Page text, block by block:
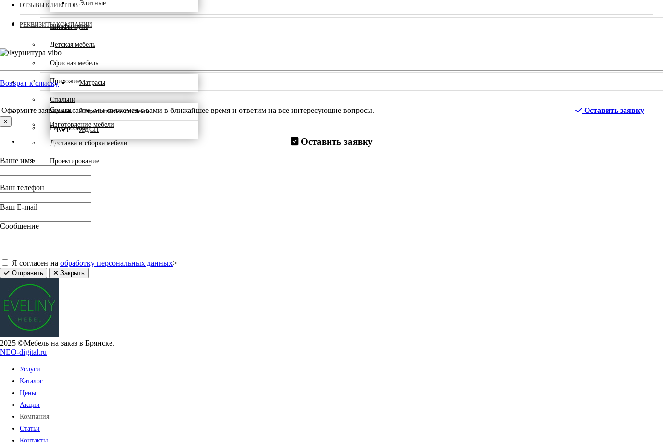
Элитные
Шкафы-купе
Детская мебель
Офисная мебель
Прихожие
Спальни
Матрасы
Стенки
Гардеробные
Алюминиевые системы
ЛДСП
БЫТОВАЯ ТЕХНИКА
АКЦИИ
ЦЕНЫ
УСЛУГИ
Изготовление мебели
Доставка и сборка мебели
Проектирование
КОНТАКТЫ
ОТЗЫВЫ КЛИЕНТОВ
РЕКВИЗИТЫ КОМПАНИИ
Возврат к списку
Оформите заявку на сайте, мы свяжемся с вами в ближайшее время и ответим на все интересующие вопросы. Оставить заявку
×
Оставить заявку
Ваше имя
Ваш телефон
Ваш E-mail
Сообщение
Я согласен на обработку персональных данных>
Отправить Закрыть
2025 ©Мебель на заказ в Брянске.
NEO-digital.ru
Услуги
Каталог
Цены
Акции
Компания
Статьи
Контакты